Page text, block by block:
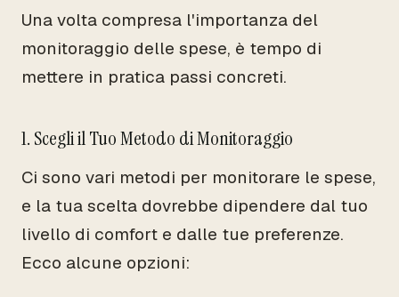
Una volta compresa l'importanza del
monitoraggio delle spese, è tempo di
mettere in pratica passi concreti.
1. Scegli il Tuo Metodo di Monitoraggio
Ci sono vari metodi per monitorare le spese,
e la tua scelta dovrebbe dipendere dal tuo
livello di comfort e dalle tue preferenze.
Ecco alcune opzioni: